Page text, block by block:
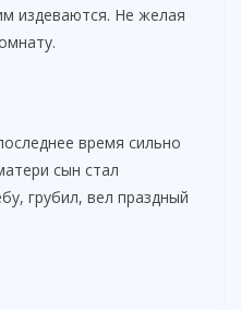
издеваются. Не желая
время сильно
сын стал
грубил, вел праздный